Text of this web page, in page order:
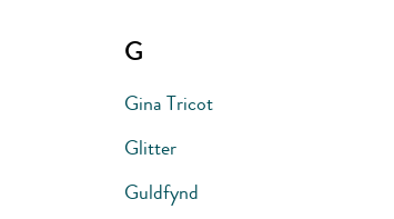
G
Gina Tricot
Glitter
Guldfynd